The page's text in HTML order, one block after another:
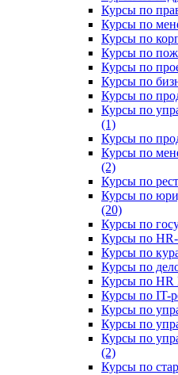
Курсы по
Курсы по
Курсы по
Курсы по
Курсы по
Курсы по
Курсы по
Курсы по
(1)
Курсы по
Курсы по
(2)
Курсы по
Курсы по
(20)
Курсы по
Курсы по
Курсы по
Курсы по
Курсы по HR
Курсы по IT-
Курсы по
Курсы по
Курсы по
(2)
Курсы по